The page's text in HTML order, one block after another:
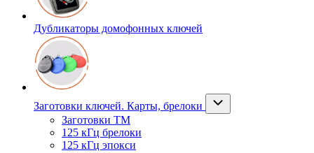
Дубликаторы домофонных ключей
Заготовки ключей. Карты, брелоки
Заготовки ТМ
125 кГц брелоки
125 кГц эпокси